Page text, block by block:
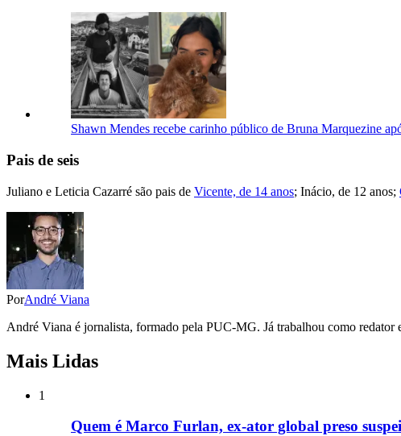
Shawn Mendes recebe carinho público de Bruna Marquezine
Pais de seis
Juliano e Leticia Cazarré são pais de Vicente, de 14 anos; Inácio, de 12 anos;
PorAndré Viana
André Viana é jornalista, formado pela PUC-MG. Já trabalhou como redator
Mais Lidas
1
Quem é Marco Furlan, ex-ator global preso